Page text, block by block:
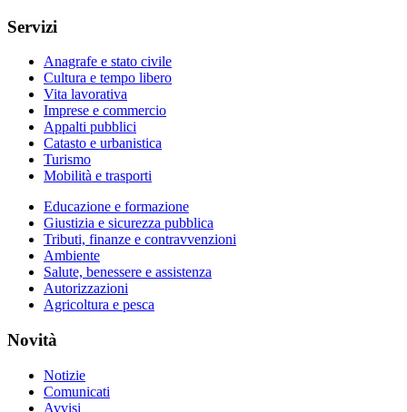
Servizi
Anagrafe e stato civile
Cultura e tempo libero
Vita lavorativa
Imprese e commercio
Appalti pubblici
Catasto e urbanistica
Turismo
Mobilità e trasporti
Educazione e formazione
Giustizia e sicurezza pubblica
Tributi, finanze e contravvenzioni
Ambiente
Salute, benessere e assistenza
Autorizzazioni
Agricoltura e pesca
Novità
Notizie
Comunicati
Avvisi